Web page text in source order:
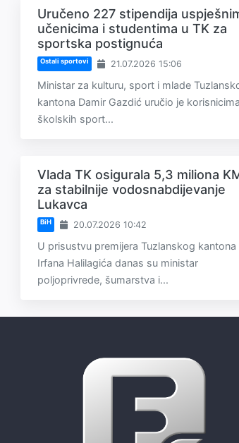
Uručeno 227 stipendija
učenicima i studentima u TK za
sportska postignuća
Ostali sportovi 21.07.2026 15:06
Ministar za kulturu, sport i mlade
kantona Damir Gazdić uručio je korisnicima
školskih sport...
Vlada TK osigurala 5,3 miliona
za stabilnije vodosnabdijevanje
Lukavca
BiH 20.07.2026 10:42
U prisustvu premijera Tuzlanskog kantona
Irfana Halilagića danas su ministar
poljoprivrede, šumarstva i...